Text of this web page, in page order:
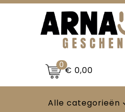
0€ 0,00
Alle categorieën